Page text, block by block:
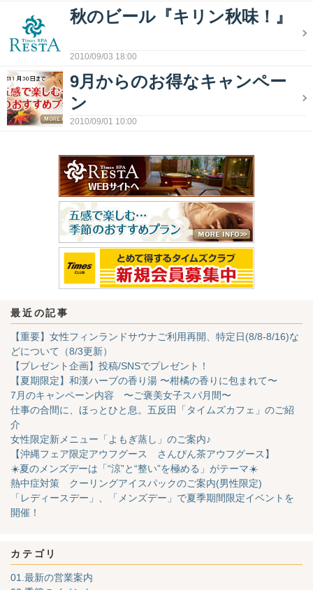
秋のビール『キリン秋味！』
2010/09/03 18:00
9月からのお得なキャンペー
ン
2010/09/01 10:00
最近の記事
【重要】女性フィンランドサウナご利用再開、特定日(8/8-8/16)な
どについて（8/3更新）
【プレゼント企画】投稿/SNSでプレゼント！
【夏期限定】和漢ハーブの香り湯 〜柑橘の香りに包まれて〜
7月のキャンペーン内容 〜ご褒美女子スパ月間〜
仕事の合間に、ほっとひと息。五反田「タイムズカフェ」のご紹
介
女性限定新メニュー「よもぎ蒸し」のご案内♪
【沖縄フェア限定アウフグース さんぴん茶アウフグース】
☀️夏のメンズデーは「“涼”と“整い”を極める」がテーマ☀️
熱中症対策 クーリングアイスパックのご案内(男性限定)
「レディースデー」、「メンズデー」で夏季期間限定イベントを
開催！
カテゴリ
01.最新の営業案内